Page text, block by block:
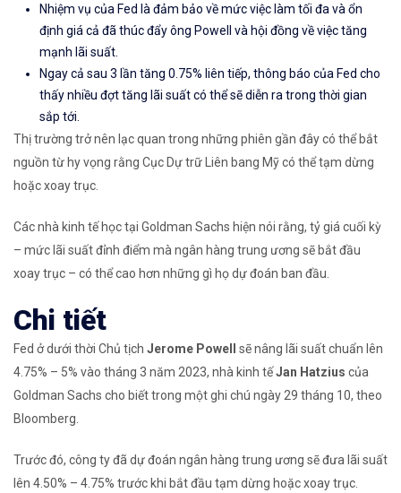
Nhiệm vụ của Fed là đảm bảo về mức việc làm tối đa và ổn
định giá cả đã thúc đẩy ông Powell và hội đồng về việc tăng
mạnh lãi suất.
Ngay cả sau 3 lần tăng 0.75% liên tiếp, thông báo của Fed cho
thấy nhiều đợt tăng lãi suất có thể sẽ diễn ra trong thời gian
sắp tới.
Thị trường trở nên lạc quan trong những phiên gần đây có thể bắt
nguồn từ hy vọng rằng Cục Dự trữ Liên bang Mỹ có thể tạm dừng
hoặc xoay trục.
Các nhà kinh tế học tại Goldman Sachs hiện nói rằng, tỷ giá cuối kỳ
– mức lãi suất đỉnh điểm mà ngân hàng trung ương sẽ bắt đầu
xoay trục – có thể cao hơn những gì họ dự đoán ban đầu.
Chi tiết
Fed ở dưới thời Chủ tịch Jerome Powell
sẽ nâng lãi suất chuẩn lên
4.75% – 5% vào tháng 3 năm 2023, nhà kinh tếJan Hatzius của
Goldman Sachs cho biết trong một ghi chú ngày 29 tháng 10, theo
Bloomberg.
Trước đó, công ty đã dự đoán ngân hàng trung ương sẽ đưa lãi suất
lên 4.50% – 4.75% trước khi bắt đầu tạm dừng hoặc xoay trục.